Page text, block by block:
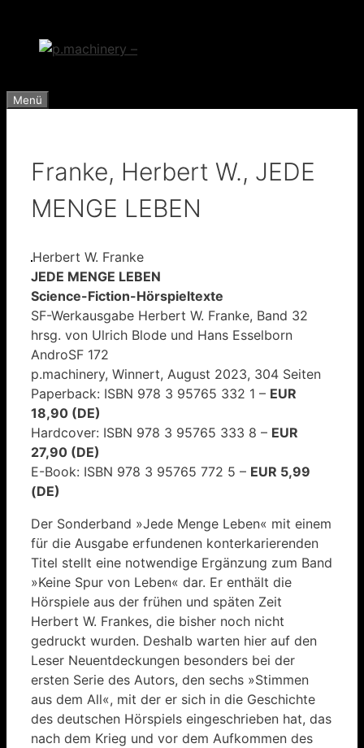
springen
Menü
Franke, Herbert W., JEDE
MENGE LEBEN
Herbert W. Franke
JEDE MENGE LEBEN
Science-Fiction-Hörspieltexte
SF-Werkausgabe Herbert W. Franke, Band 32
hrsg. von Ulrich Blode und Hans Esselborn
AndroSF 172
p.machinery, Winnert, August 2023, 304 Seiten
Paperback: ISBN 978 3 95765 332 1 – EUR
18,90 (DE)
Hardcover: ISBN 978 3 95765 333 8 – EUR
27,90 (DE)
E-Book: ISBN 978 3 95765 772 5 – EUR 5,99
(DE)
Der Sonderband »Jede Menge Leben« mit einem
für die Ausgabe erfundenen konterkarierenden
Titel stellt eine notwendige Ergänzung zum Band
»Keine Spur von Leben« dar. Er enthält die
Hörspiele aus der frühen und späten Zeit
Herbert W. Frankes, die bisher noch nicht
gedruckt wurden. Deshalb warten hier auf den
Leser Neuentdeckungen besonders bei der
ersten Serie des Autors, den sechs »Stimmen
aus dem All«, mit der er sich in die Geschichte
des deutschen Hörspiels eingeschrieben hat, das
nach dem Krieg und vor dem Aufkommen des